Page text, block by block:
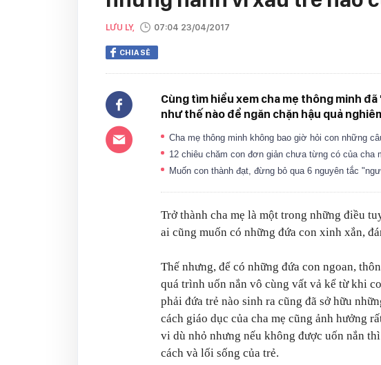
LƯU LY, 07:04 23/04/2017
CHIA SẺ
Cùng tìm hiểu xem cha mẹ thông minh
như thế nào để ngăn chặn hậu quả
Cha mẹ thông minh không bao giờ hỏi con những
12 chiêu chăm con đơn giản chưa từng có của cha
Muốn con thành đạt, đừng bỏ qua 6 nguyên tắc
Trở thành cha mẹ là một trong những điều
ai cũng muốn có những đứa con xinh xắn,
Thế nhưng, để có những đứa con ngoan,
quá trình uốn nắn vô cùng vất vả kể từ khi
phải đứa trẻ nào sinh ra cũng đã sở hữu
cách giáo dục của cha mẹ cũng ảnh hưởng
vi dù nhỏ nhưng nếu không được uốn nắn
cách và lối sống của trẻ.